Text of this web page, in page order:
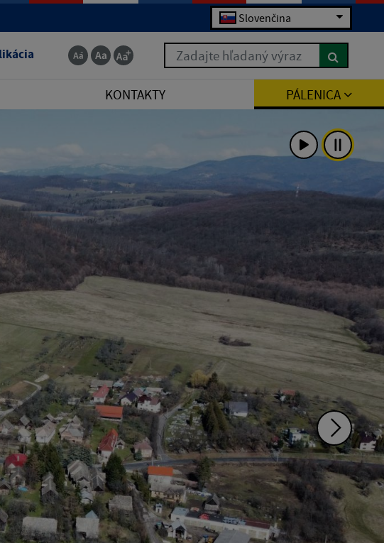
Slovenčina
Zadajte hľadaný výraz
KONTAKTY PÁLENICA